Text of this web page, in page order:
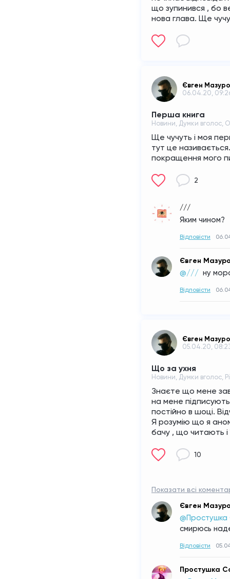
що зупинився , бо
нова глава. Ще
Євген
06.04.20,
Перша книга
Новини, Думки вголос,
Ще чучуть і моя
тут це
покращення мого
2
///
Яким чином?
Відповісти
Євген
@/// ну
Відповісти
Євген
05.04.20,
Що за ухня
Новини, Думки вголос,
Знаєте що мене
на мене
постійно в шоці.
Я розумію що я
бачу , що читають і
10
Показати всі
Євген
смирюсь
Відповісти
Простушка